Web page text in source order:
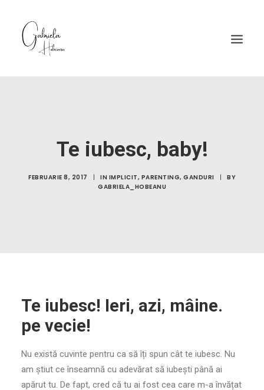
Te iubesc, baby!
FEBRUARIE 8, 2017 | IN IMPLICIT, PARENTING, GANDURI |
BY
GABRIELA_HOBEANU
Te iubesc! Ieri, azi, mâine.
pe vecie!
Nu există cuvinte pentru ca să îți spun cât te iubesc. Nu
am știut ce înseamnă cu adevărat să iubești până ai
apărut tu. De fapt, cred că tu ai fost cea care m-a învățat